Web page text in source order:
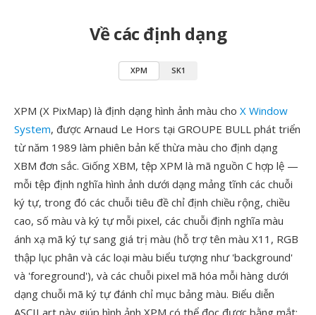
Về các định dạng
XPM SK1
XPM (X PixMap) là định dạng hình ảnh màu cho X Window
System, được Arnaud Le Hors tại GROUPE BULL phát triển
từ năm 1989 làm phiên bản kế thừa màu cho định dạng
XBM đơn sắc. Giống XBM, tệp XPM là mã nguồn C hợp lệ —
mỗi tệp định nghĩa hình ảnh dưới dạng mảng tĩnh các chuỗi
ký tự, trong đó các chuỗi tiêu đề chỉ định chiều rộng, chiều
cao, số màu và ký tự mỗi pixel, các chuỗi định nghĩa màu
ánh xạ mã ký tự sang giá trị màu (hỗ trợ tên màu X11, RGB
thập lục phân và các loại màu biểu tượng như 'background'
và 'foreground'), và các chuỗi pixel mã hóa mỗi hàng dưới
dạng chuỗi mã ký tự đánh chỉ mục bảng màu. Biểu diễn
ASCII art này giúp hình ảnh XPM có thể đọc được bằng mắt: